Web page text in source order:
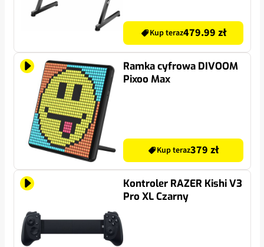
Kup teraz479.99 zł
Ramka cyfrowa DIVOOM
Pixoo Max
Kup teraz379 zł
Kontroler RAZER Kishi V3
Pro XL Czarny